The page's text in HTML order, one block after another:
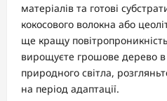
матеріалів та готові
кокосового волокна або
ще кращу
вирощуєте грошове дерево
природного світла,
на період адаптації.